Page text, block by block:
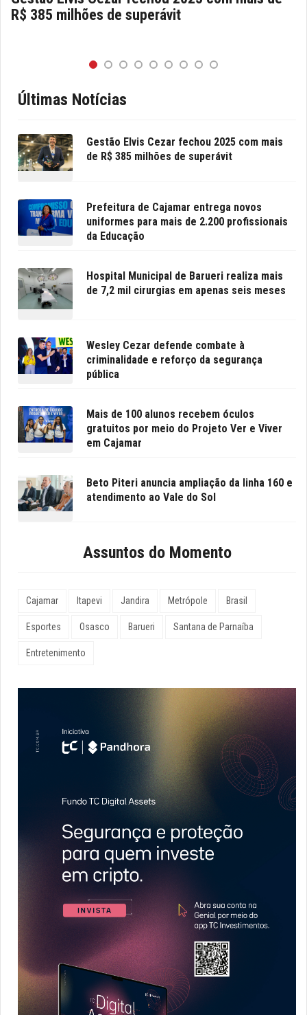
R$ 385 milhões de superávit
Últimas Notícias
Gestão Elvis Cezar fechou 2025 com mais
de R$ 385 milhões de superávit
Prefeitura de Cajamar entrega novos
uniformes para mais de 2.200 profissionais
da Educação
Hospital Municipal de Barueri realiza mais
de 7,2 mil cirurgias em apenas seis meses
Wesley Cezar defende combate à
criminalidade e reforço da segurança
pública
Mais de 100 alunos recebem óculos
gratuitos por meio do Projeto Ver e Viver
em Cajamar
Beto Piteri anuncia ampliação da linha 160 e
atendimento ao Vale do Sol
Assuntos do Momento
Cajamar Itapevi Jandira Metrópole Brasil
Esportes Osasco Barueri Santana de Parnaíba
Entretenimento